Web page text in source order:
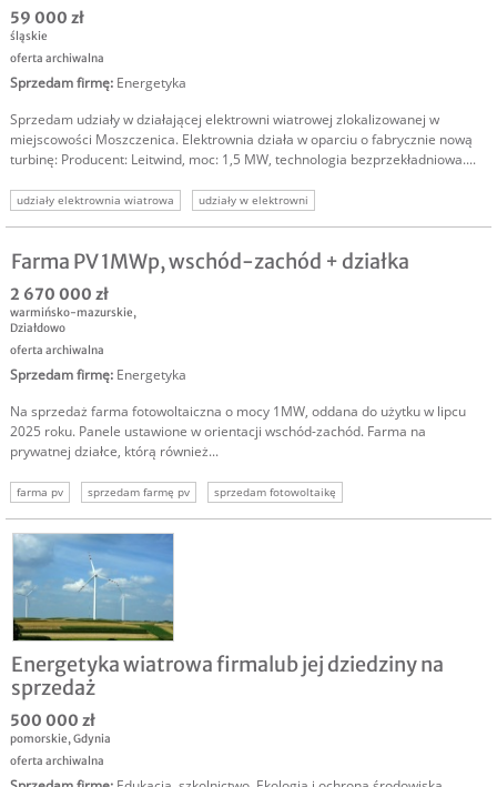
59 000 zł
śląskie
oferta archiwalna
Sprzedam firmę: Energetyka
Sprzedam udziały w działającej elektrowni wiatrowej zlokalizowanej w
miejscowości Moszczenica. Elektrownia działa w oparciu o fabrycznie nową
turbinę: Producent: Leitwind, moc: 1,5 MW, technologia bezprzekładniowa....
udziały elektrownia wiatrowa
udziały w elektrowni
inwestor energetyka odnawialna
inwestor oze
szukam inwestora oze
sprzedam udziały elektrownia
energetyka wiatrowa inwestycja
Farma PV 1MWp, wschód-zachód + działka
2 670 000 zł
warmińsko-mazurskie,
Działdowo
oferta archiwalna
Sprzedam firmę: Energetyka
Na sprzedaż farma fotowoltaiczna o mocy 1MW, oddana do użytku w lipcu
2025 roku. Panele ustawione w orientacji wschód-zachód. Farma na
prywatnej działce, którą również...
farma pv sprzedam farmę pv
sprzedam fotowoltaikę
inwestor fotowoltaika
Energetyka wiatrowa firmalub jej dziedziny na
sprzedaż
500 000 zł
pomorskie,Gdynia
oferta archiwalna